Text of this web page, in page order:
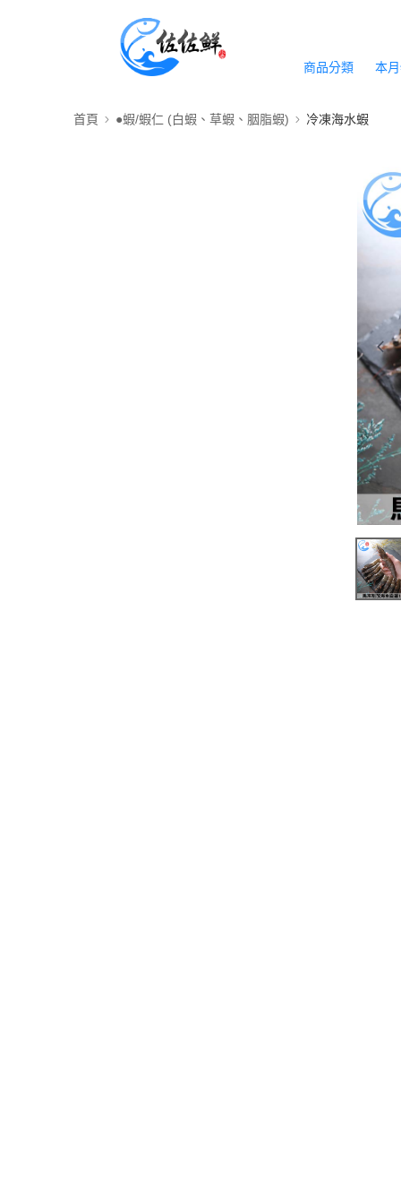
商品分類 本
首頁 ●蝦/蝦仁 (白蝦、草蝦、胭脂蝦) 冷凍海水蝦